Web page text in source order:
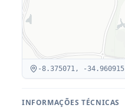
-8.375071, -34.960915
INFORMAÇÕES TÉCNICAS